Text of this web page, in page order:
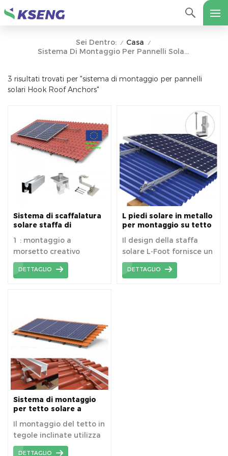
Sei Dentro: / Casa /
Sistema Di Montaggio Per Pannelli Solari Hook Roof Anchors
3 risultati trovati per "sistema di montaggio per pannelli
solari Hook Roof Anchors"
Sistema di scaffalatura
solare staffa di
tegole Sistema di
struttura del tetto
fotovoltaico
1 : montaggio a
morsetto creativo
spingendo direttamente
nelle guide 2: la speciale
Installazione rapida e
semplice, regolazione
precisa dell'altezza per i
DETTAGLIO
L piedi solare in metallo
per montaggio su tetto
solare del piede
Il design della staffa
solare L-Foot fornisce un
sistema di montaggio
solare a basso costo .
DETTAGLIO
Sistema di montaggio
per tetto solare a
Il montaggio del tetto in
tegole inclinate utilizza
sempre ganci da tetto
DETTAGLIO